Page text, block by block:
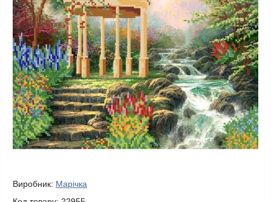
Виробник: Марічка